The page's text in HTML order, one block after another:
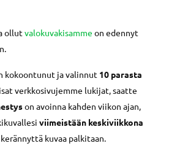
ollut valokuvakisamme on edennyt
kokoontunut ja valinnut 10 parasta
verkkosivujemme lukijat, saatte
on avoinna kahden viikon ajan,
viimeistään keskiviikkona
kuvaa palkitaan.